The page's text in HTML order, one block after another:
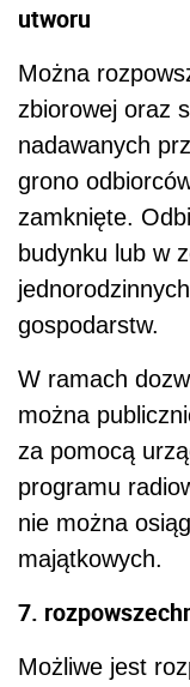
utworu
Można
zbiorowej oraz
nadawanych
grono
zamknięte.
budynku lub w
gospodarstw.
W ramach
można
za pomocą
programu
nie można
majątkowych.
7.
Możliwe jest